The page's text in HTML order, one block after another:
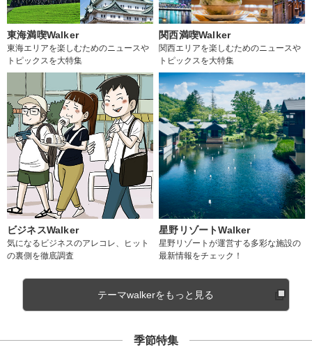
東海満喫Walker
東海エリアを楽しむためのニュースや
トピックスを大特集
関西満喫Walker
関西エリアを楽しむためのニュースや
トピックスを大特集
ビジネスWalker
気になるビジネスのアレコレ、ヒット
の裏側を徹底調査
星野リゾートWalker
星野リゾートが運営する多彩な施設の
最新情報をチェック！
テーマwalkerをもっと見る
季節特集